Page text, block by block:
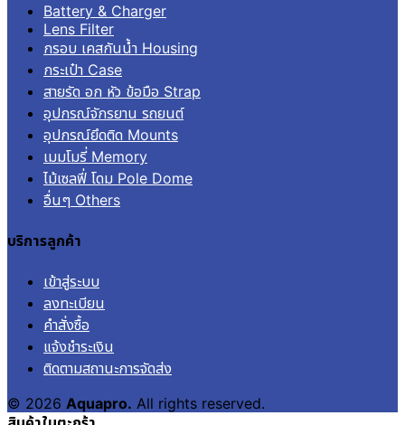
Battery & Charger
Lens Filter
กรอบ เคสกันน้ำ Housing
กระเป๋า Case
สายรัด อก หัว ข้อมือ Strap
อุปกรณ์จักรยาน รถยนต์
อุปกรณ์ยึดติด Mounts
เมมโมรี่ Memory
ไม้เซลฟี่ โดม Pole Dome
อื่นๆ Others
บริการลูกค้า
เข้าสู่ระบบ
ลงทะเบียน
คำสั่งซื้อ
แจ้งชำระเงิน
ติดตามสถานะการจัดส่ง
© 2026 Aquapro. All rights reserved.